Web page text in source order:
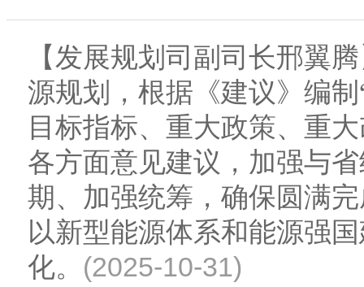
【发展规划司副司长邢翼
源规划，根据《建议》编
目标指标、重大政策、重
各方面意见建议，加强与
期、加强统筹，确保圆满
以新型能源体系和能源强
化。 (2025-10-31)